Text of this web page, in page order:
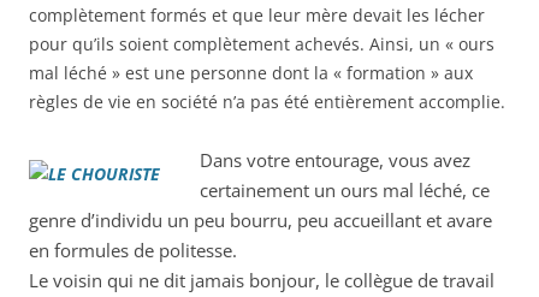
complètement formés et que leur mère devait les lécher
pour qu’ils soient complètement achevés. Ainsi, un « ours
mal léché » est une personne dont la « formation » aux
règles de vie en société n’a pas été entièrement accomplie.
Dans votre entourage, vous avez
certainement un ours mal léché, ce
genre d’individu un peu bourru, peu accueillant et avare
en formules de politesse.
Le voisin qui ne dit jamais bonjour, le collègue de travail